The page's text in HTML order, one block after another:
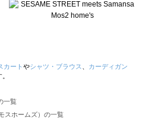
カート やシャツ・ブラウス
カーディガン
一覧
スホームズ）の一覧